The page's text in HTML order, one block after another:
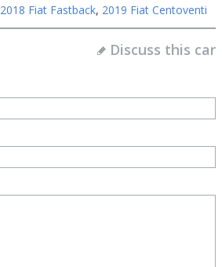
2018 Fiat Fastback, 2019 Fiat Centoventi
Discuss this car